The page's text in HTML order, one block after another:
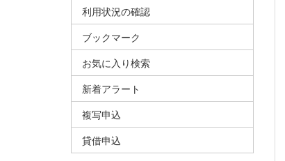
利用状況の確認
ブックマーク
お気に入り検索
新着アラート
複写申込
貸借申込